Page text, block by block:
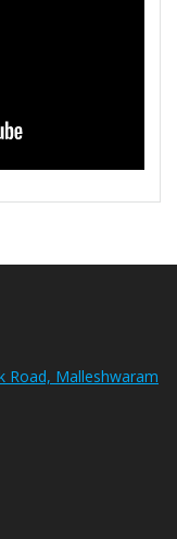
Road, Malleshwaram